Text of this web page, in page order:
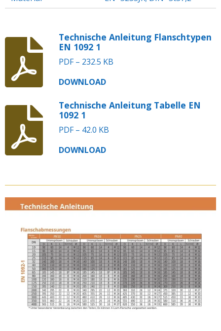
Technische Anleitung Flanschtypen
EN 1092 1
PDF – 232.5 KB
DOWNLOAD
Technische Anleitung Tabelle EN
1092 1
PDF – 42.0 KB
DOWNLOAD